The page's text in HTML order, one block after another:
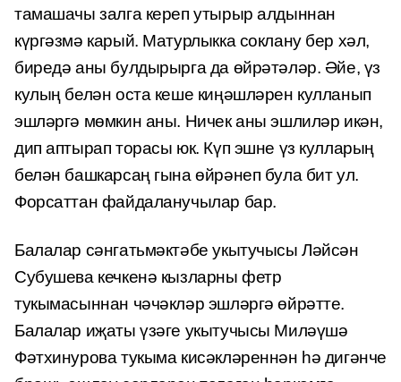
тамашачы залга кереп утырыр алдыннан
күргәзмә карый. Матурлыкка соклану бер хәл,
биредә аны булдырырга да өйрәтәләр. Әйе, үз
кулың белән оста кеше киңәшләрен кулланып
эшләргә мөмкин аны. Ничек аны эшлиләр икән,
дип аптырап торасы юк. Күп эшне үз кулларың
белән башкарсаң гына өйрәнеп була бит ул.
Форсаттан файдаланучылар бар.
Балалар сәнгатьмәктәбе укытучысы Ләйсән
Субушева кечкенә кызларны фетр
тукымасыннан чәчәкләр эшләргә өйрәтте.
Балалар иҗаты үзәге укытучысы Миләүшә
Фәтхинурова тукыма кисәкләреннән һә дигәнче